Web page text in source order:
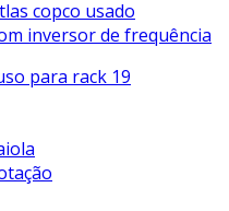
copco usado
inversor de frequência
para rack 19